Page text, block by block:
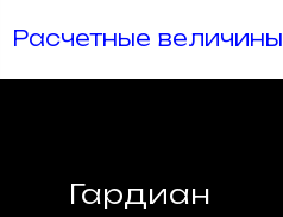
Расчетные величины
Гардиан